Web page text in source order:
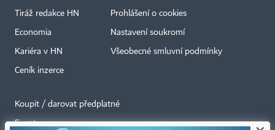
Tiráž redakce HN
Economia
Kariéra v HN
Ceník inzerce
Prohlášení o cookies
Nastavení soukromí
Všeobecné smluvní podmínky
Koupit / darovat předplatné
Eventy